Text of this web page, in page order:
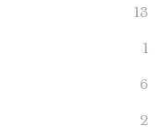
13
1
6
2